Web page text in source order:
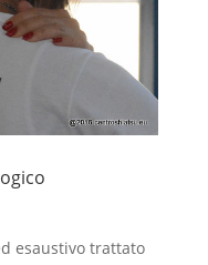
esaustivo trattato